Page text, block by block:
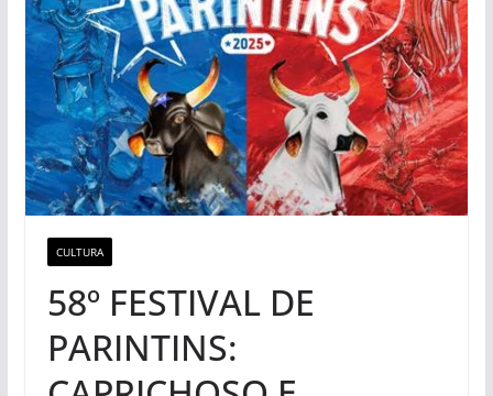
CULTURA
58º FESTIVAL DE
PARINTINS: